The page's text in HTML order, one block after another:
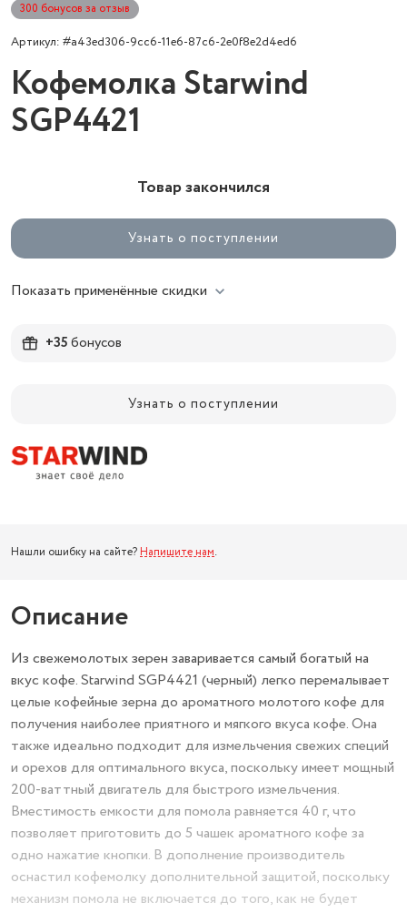
300 бонусов за отзыв
Артикул: #a43ed306-9cc6-11e6-87c6-2e0f8e2d4ed6
Кофемолка Starwind
SGP4421
Товар закончился
Узнать о поступлении
Показать применённые скидки
+35бонусов
Узнать о поступлении
Нашли ошибку на сайте? Напишите нам.
Описание
Из свежемолотых зерен заваривается самый богатый на
вкус кофе. Starwind SGP4421 (черный) легко перемалывает
целые кофейные зерна до ароматного молотого кофе для
получения наиболее приятного и мягкого вкуса кофе. Она
также идеально подходит для измельчения свежих специй
и орехов для оптимального вкуса, поскольку имеет мощный
200-ваттный двигатель для быстрого измельчения.
Вместимость емкости для помола равняется 40 г, что
позволяет приготовить до 5 чашек ароматного кофе за
одно нажатие кнопки. В дополнение производитель
оснастил кофемолку дополнительной защитой, поскольку
механизм помола не включается до того, как не будет